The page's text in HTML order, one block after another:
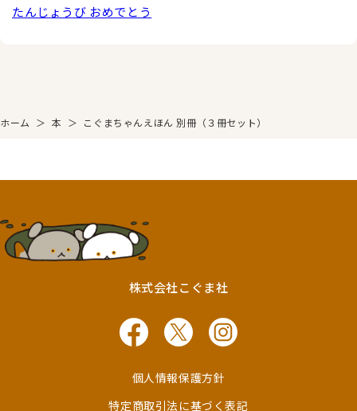
たんじょうび おめでとう
ホーム ＞ 本 ＞ こぐまちゃんえほん 別冊（３冊セット）
株式会社こぐま社
個人情報保護方針
特定商取引法に基づく表記